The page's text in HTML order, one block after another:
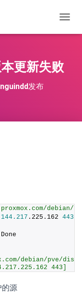
换
更新失败
发布
144.217 . 225 . 162 443
debian/pve/
443]
的源